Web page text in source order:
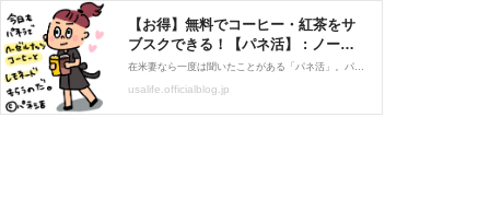
【お得】無料でコーヒー・紅茶をサ
ブスクできる！【パネ活】 : ノース
カロライナ日本人ブログ <続>また
チキン食ってる〜チャペルヒル生活
在米妻なら一度は聞いたことがある「パネ活」。パネ活とは「パネラブレッドで、無料でビバレッジをもらう活動」のこと。Paneraブレッドは、街によくあるチェーン店のパン屋さん。日本でいうDOUTORとか、エクセルシオールカフェの感じかな？PaneraのHPでサブスク「Sip Club」
usalife.officialblog.jp